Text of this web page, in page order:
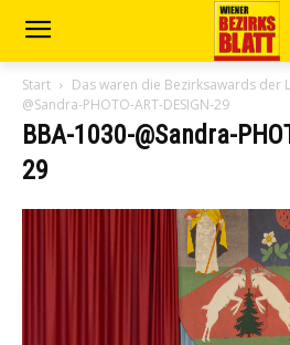
Start Das waren die Bezirksawards der
@Sandra-PHOTO-ART-DESIGN-29
BBA-1030-@Sandra-
29